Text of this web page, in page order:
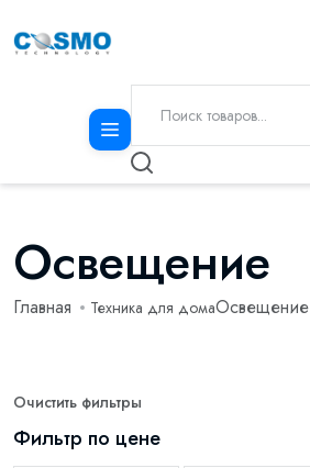
Освещение
Главная Техника для домаОсвещение
Очистить фильтры
Фильтр по цене